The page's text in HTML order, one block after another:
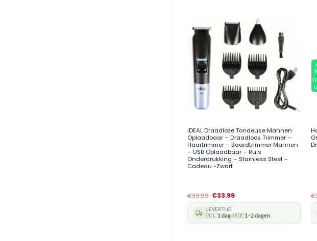
IDEAL Draadloze Tondeuse Mannen
Oplaadbaar – Draadloos Trimmer –
Haartrimmer – Baardtrimmer Mannen
– USB Oplaadbaar – Ruis
Onderdrukking – Stainless Steel –
Cadeau -Zwart
€39.99 €33.99
LEVERTIJD
🇳🇱1 dag•🇧🇪1–2 dagen
€